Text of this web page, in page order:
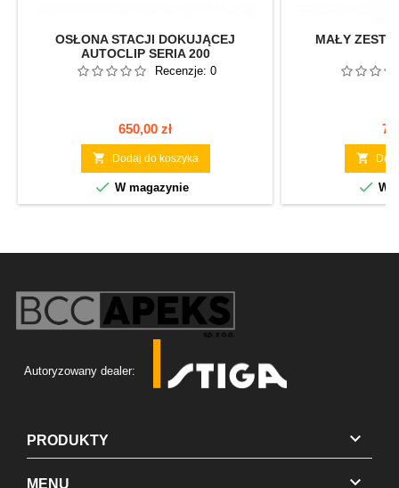
OSŁONA STACJI DOKUJĄCEJ
AUTOCLIP SERIA 200
Recenzje: 0
Cena
650,00 zł
 Dodaj do koszyka
 W magazynie
MAŁY

 W
Autoryzowany dealer:
PRODUKTY 
MENU 